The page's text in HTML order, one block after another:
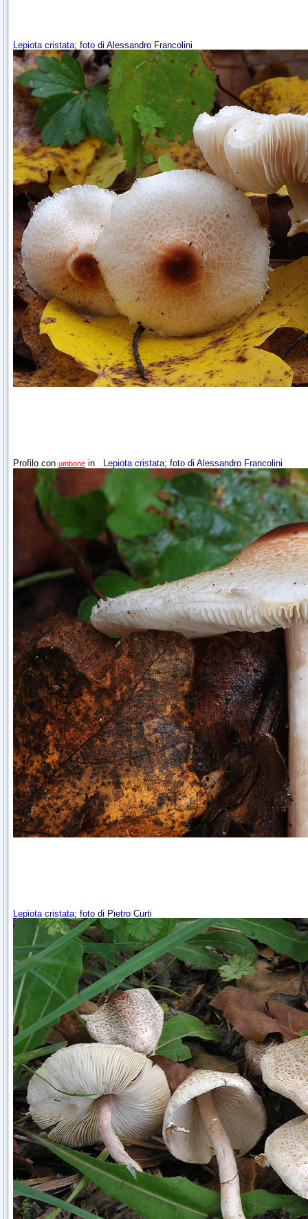
Lepiota cristata; foto di Alessandro Francolini
Profilo con umbone in Lepiota cristata; foto di Alessandro Francolini
Lepiota cristata; foto di Pietro Curti